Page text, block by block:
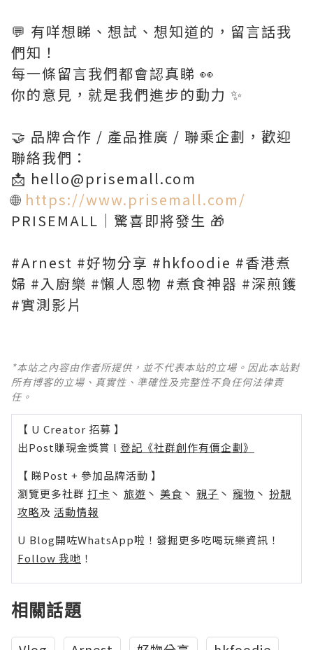
💬 有咩想睇、想試、想知道的，留言話我
們知！
每一條留言我們都會認真睇 👀
你的意見，就是我們進步的動力 ✨
🤝 品牌合作 / 產品推廣 / 聯乘企劃，歡迎
聯絡我們：
📩 hello@prisemall.com
🌐 https://www.prisemall.com/
PRISEMALL｜驚喜即將發生 🎁
#Arnest #好物分享 #hkfoodie #香港煮
婦 #入廚樂 #懶人恩物 #煮食神器 #深煎鑊
#實測影片
*本站之內容由作者所提供，並不代表本站的立場。因此本站對
所有博客的立場、真實性、準確性及完整性不負任何法律責
任。
【 U Creator 招募 】
出Post賺現金獎賞 l 登記《社群創作有價企劃》
【 睇Post + 參加品牌活動 】
瀏覽更多社群 打卡 丶 旅遊 丶 美食 丶 親子 丶 寵物 丶 扮靚
攻略及 活動情報
U Blog開咗WhatsApp啦！發掘更多吃喝玩樂資訊！
Follow 我哋 ！
相關話題